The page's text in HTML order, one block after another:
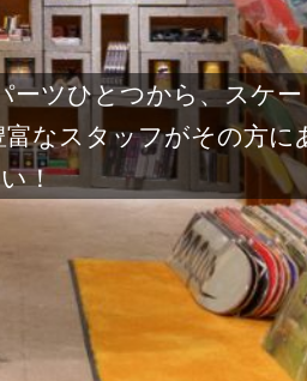
ーツひとつから、スケ
なスタッフがその方に
！